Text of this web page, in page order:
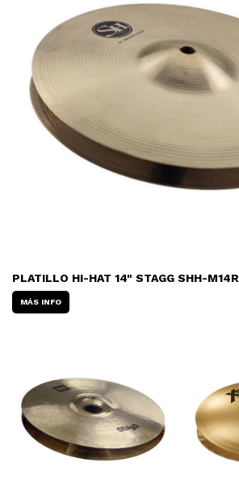
PLATILLO HI-HAT 14" STAGG SHH-M14R
MÁS INFO